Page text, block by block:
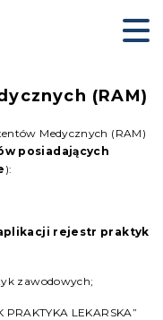
(RAM)
Medycznych (RAM)
posiadających
):
rejestr praktyk
zawodowych;
LEKARSKA”